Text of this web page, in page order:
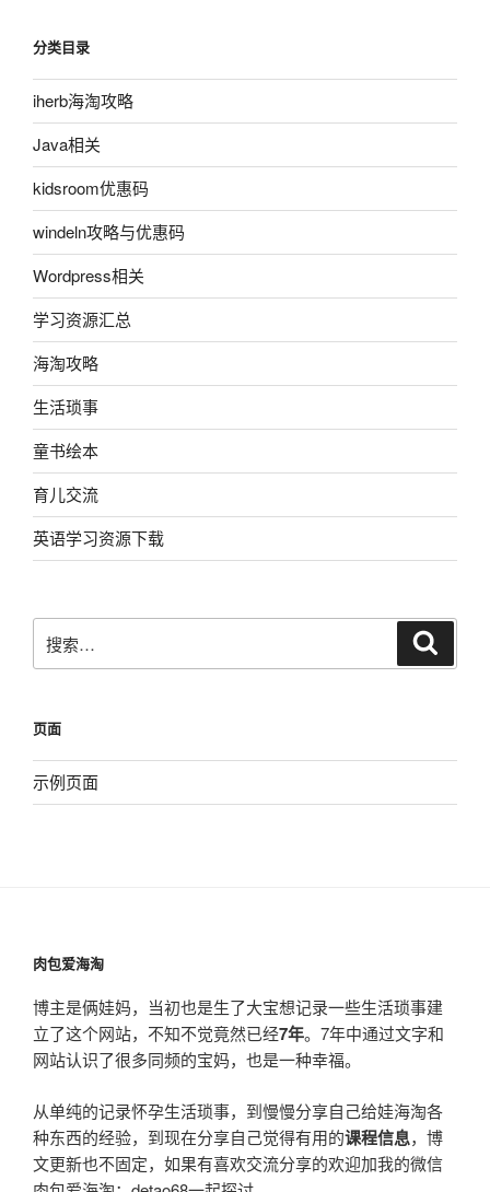
分类目录
iherb海淘攻略
Java相关
kidsroom优惠码
windeln攻略与优惠码
Wordpress相关
学习资源汇总
海淘攻略
生活琐事
童书绘本
育儿交流
英语学习资源下载
搜
索：
页面
示例页面
肉包爱海淘
博主是俩娃妈，当初也是生了大宝想记录一些生活琐事建
立了这个网站，不知不觉竟然已经7年。7年中通过文字和
网站认识了很多同频的宝妈，也是一种幸福。
从单纯的记录怀孕生活琐事，到慢慢分享自己给娃海淘各
种东西的经验，到现在分享自己觉得有用的课程信息，博
文更新也不固定，如果有喜欢交流分享的欢迎加我的微信